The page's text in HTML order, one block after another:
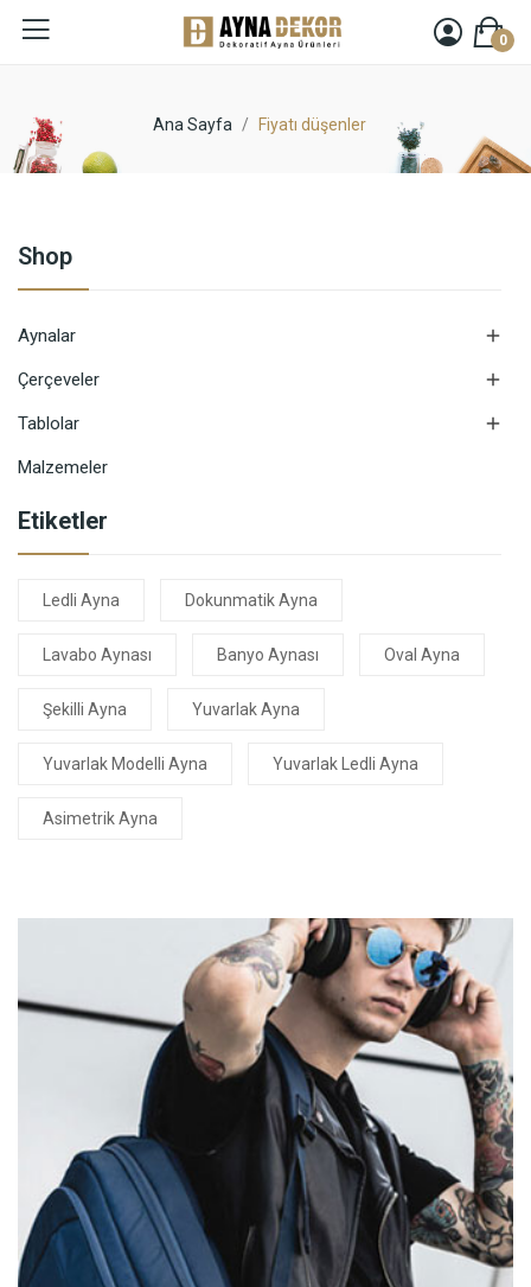
0
Ana Sayfa Fiyatı düşenler
Shop
Aynalar 
Çerçeveler 
Tablolar 
Malzemeler
Etiketler
Ledli Ayna Dokunmatik Ayna
Lavabo Aynası Banyo Aynası Oval Ayna
Şekilli Ayna Yuvarlak Ayna
Yuvarlak Modelli Ayna Yuvarlak Ledli Ayna
Asimetrik Ayna